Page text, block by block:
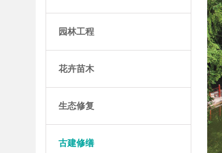
园林工程
花卉苗木
生态修复
古建修缮